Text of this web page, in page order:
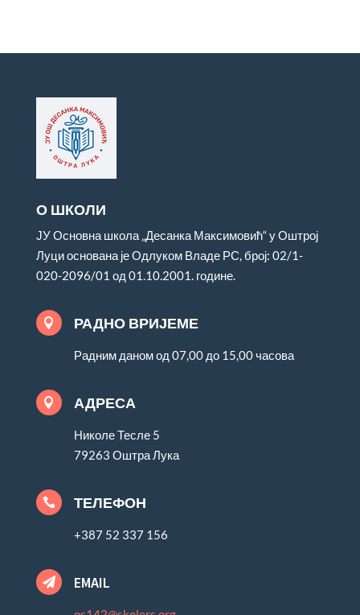
О ШКОЛИ
ЈУ Основна школа „Десанка Максимовић“ у Оштрој
Луци основана је Одлуком Владе РС, број: 02/1-
020-2096/01 од 01.10.2001. године.
 РАДНО ВРИЈЕМЕ
Радним даном од 07,00 до 15,00 часова
 АДРЕСА
Николе Тесле 5
79263 Оштра Лука
 ТЕЛЕФОН
+387 52 337 156
 EMAIL